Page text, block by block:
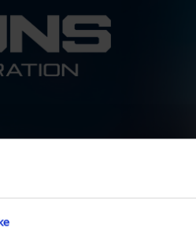
flådes hårdeste